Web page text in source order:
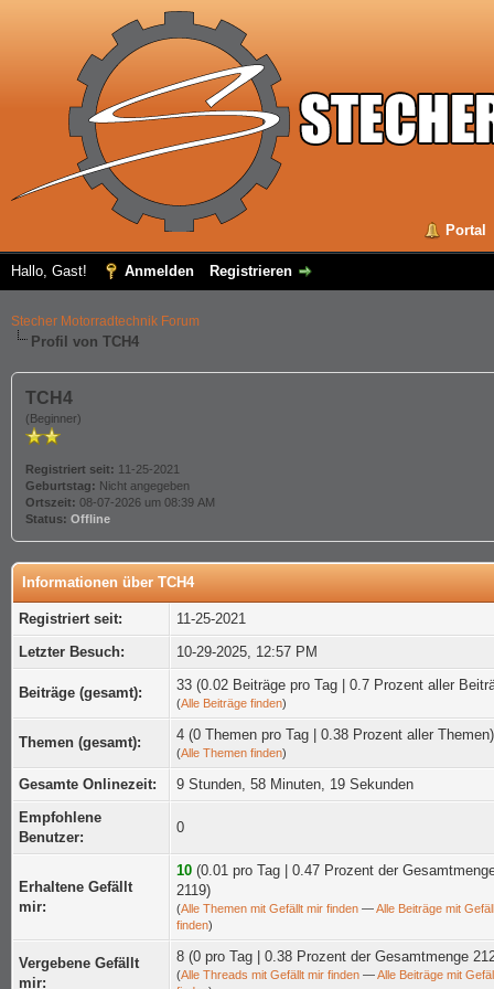
Portal
Hallo, Gast! Anmelden Registrieren
Stecher Motorradtechnik Forum
Profil von TCH4
TCH4
(Beginner)
Registriert seit: 11-25-2021
Geburtstag: Nicht angegeben
Ortszeit: 08-07-2026 um 08:39 AM
Status: Offline
Informationen über TCH4
Registriert seit:
11-25-2021
Letzter Besuch:
10-29-2025, 12:57 PM
Beiträge (gesamt): 33 (0.02 Beiträge pro Tag | 0.7 Prozent aller
(Alle Beiträge finden)
Themen (gesamt): 4 (0 Themen pro Tag | 0.38 Prozent aller Themen)
(Alle Themen finden)
Gesamte Onlinezeit:
9 Stunden, 58 Minuten, 19 Sekunden
Empfohlene
Benutzer:
0
Erhaltene Gefällt
mir:
10 (0.01 pro Tag | 0.47 Prozent der
2119)
(Alle Themen mit Gefällt mir finden —Alle Beiträge mit
finden)
Vergebene Gefällt
mir:
8 (0 pro Tag | 0.38 Prozent der Gesamtmenge
(Alle Threads mit Gefällt mir finden —Alle Beiträge mit